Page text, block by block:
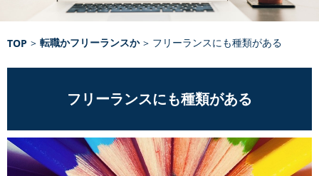
TOP > 転職かフリーランスか > フリーランスにも種類がある
フリーランスにも種類がある